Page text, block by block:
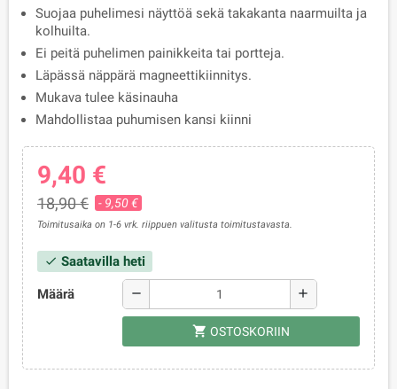
Suojaa puhelimesi näyttöä sekä takakanta naarmuilta ja
kolhuilta.
Ei peitä puhelimen painikkeita tai portteja.
Läpässä näppärä magneettikiinnitys.
Mukava tulee käsinauha
Mahdollistaa puhumisen kansi kiinni
9,40 €
18,90 € - 9,50 €
Toimitusaika on 1-6 vrk. riippuen valitusta toimitustavasta.
check Saatavilla heti
Määrä remove add
shopping_cart OSTOSKORIIN